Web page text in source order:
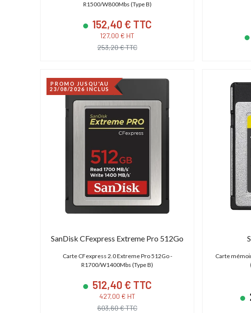
R1500/W800Mbs (Type B)
152,40 € TTC
127,00 € HT
253,20 € TTC
PROMO JUSQU'AU
23/08/2026 INCLUS
SanDisk CFexpress Extreme Pro 512Go
Carte CFexpress 2.0 Extreme Pro 512Go -
R1700/W1400Mbs (Type B)
512,40 € TTC
427,00 € HT
603,60 € TTC
Carte